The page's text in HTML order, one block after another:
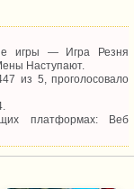
игры — Игра Резня
Наступают.
из 5, проголосовало
платформах: Веб